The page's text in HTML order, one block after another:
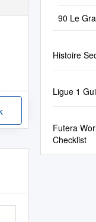
90 Le
Histoire
Ligue 1
Futera
Checklist